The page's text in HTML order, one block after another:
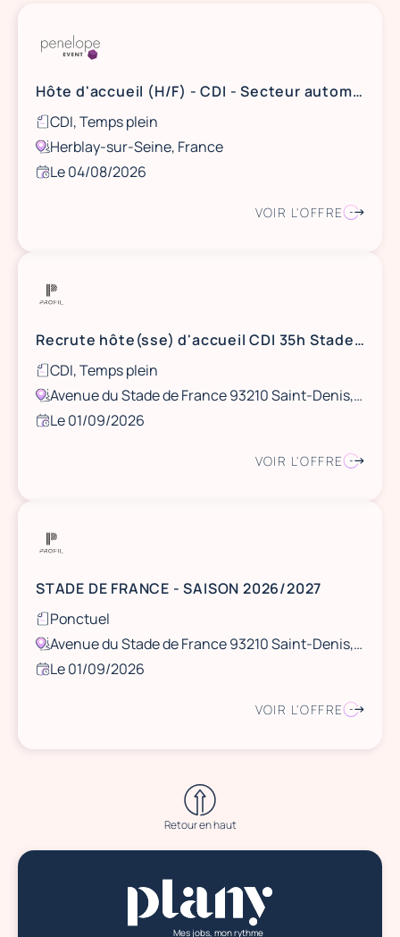
Hôte d'accueil (H/F) - CDI - Secteur automobile - Herblay
CDI, Temps plein
Herblay-sur-Seine, France
Le 04/08/2026
VOIR L'OFFRE
Recrute hôte(sse) d'accueil CDI 35h Stade de France
CDI, Temps plein
Avenue du Stade de France 93210 Saint-Denis, France
Le 01/09/2026
VOIR L'OFFRE
STADE DE FRANCE - SAISON 2026/2027
Ponctuel
Avenue du Stade de France 93210 Saint-Denis, France
Le 01/09/2026
VOIR L'OFFRE
Retour en haut
Mes jobs, mon rythme